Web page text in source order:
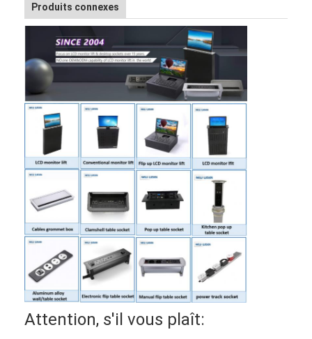
Produits connexes
Attention, s'il vous plaît: